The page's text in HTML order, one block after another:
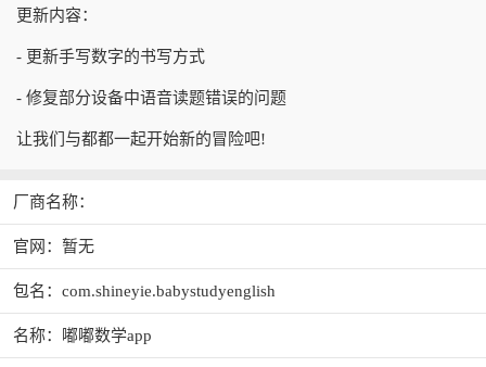
更新内容：
- 更新手写数字的书写方式
- 修复部分设备中语音读题错误的问题
让我们与都都一起开始新的冒险吧!
厂商名称：
官网：暂无
包名：com.shineyie.babystudyenglish
名称：嘟嘟数学app